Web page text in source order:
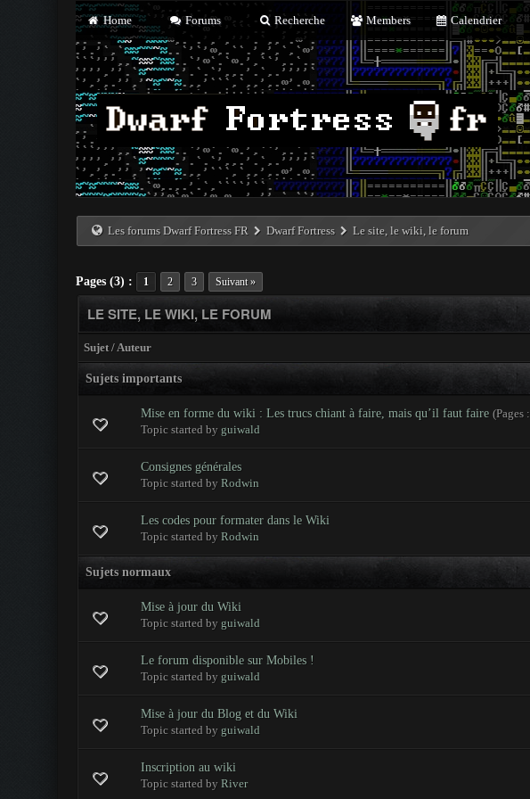
Home Forums Recherche Members Calendrier
Les forums Dwarf Fortress FR Dwarf Fortress Le site, le wiki, le forum
Pages (3) : 1 2 3 Suivant »
LE SITE, LE WIKI, LE FORUM
Sujet/Auteur
Sujets importants
Mise en forme du wiki : Les trucs chiant à faire, mais qu’il faut faire (Pages :
Topic started by guiwald
0 Votes - 0 sur 5 en moyenne
123 4 5
Consignes générales
Topic started by Rodwin
Les codes pour formater dans le Wiki
Topic started by Rodwin
0 Votes - 0 sur 5 en moyenne
1
Sujets normaux
Mise à jour du Wiki
Topic started by guiwald
Le forum disponible sur Mobiles !
Topic started by guiwald
0 Votes - 0 sur 5 en moyenne
Mise à jour du Blog et du Wiki
Topic started by guiwald
0 Votes - 0 sur 5 en moyenne
Inscription au wiki
Topic started by River